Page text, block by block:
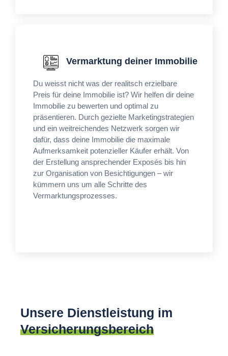
Vermarktung deiner Immobilie
Du weisst nicht was der realitsch erzielbare
Preis für deine Immobilie ist? Wir helfen dir deine
Immobilie zu bewerten und optimal zu
präsentieren. Durch gezielte Marketingstrategien
und ein weitreichendes Netzwerk sorgen wir
dafür, dass deine Immobilie die maximale
Aufmerksamkeit potenzieller Käufer erhält. Von
der Erstellung ansprechender Exposés bis hin
zur Organisation von Besichtigungen – wir
kümmern uns um alle Schritte des
Vermarktungsprozesses.
Unsere Dienstleistung im
Versicherungsbereich